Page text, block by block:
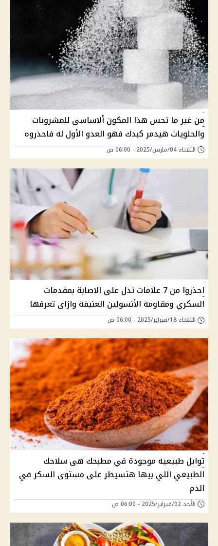
من غير ما تحس هذا المكون ألاساسي للمشروبات
والحلويات هيدمر كبدك فهو العدو الأول له فاحذروه
الثلاثاء 04/مارس/2025 - 06:00 ص
احذروا من 7 علامات تدل على الاصابة بمقدمات
السكري ومقاومة الأنسولين العنيفة وازاى تعرفها
الثلاثاء 18/فبراير/2025 - 06:00 ص
توابل طبيعية موجودة في مطبخك هى سلاحك
الطبيعي اللي بيها هتسيطر على مستوى السكر في
الدم
الأحد 02/فبراير/2025 - 06:00 ص